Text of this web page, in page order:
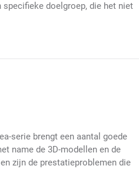
specifieke doelgroep, die het niet
serie brengt een aantal goede
name de 3D-modellen en de
zijn de prestatieproblemen die